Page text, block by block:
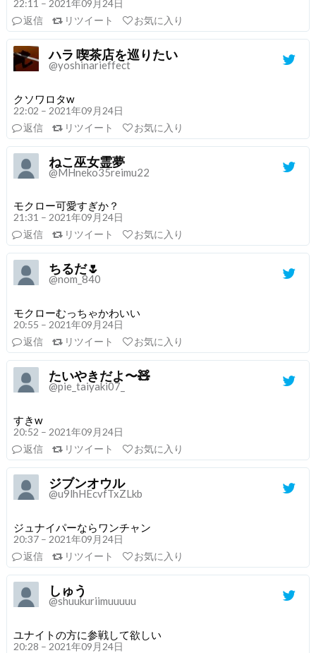
22:11 – 2021年09月24日
返信
リツイート お気に入り
ハラ 喫茶店を巡りたい
@yoshinarieffect
クソワロタw
22:02 – 2021年09月24日
返信
リツイート お気に入り
ねこ巫女霊夢
@MHneko35reimu22
モクロー可愛すぎか？
21:31 – 2021年09月24日
返信
リツイート お気に入り
ちるだ🌷
@nom_840
モクローむっちゃかわいい
20:55 – 2021年09月24日
返信
リツイート お気に入り
たいやきだよ〜🧸
@pie_taiyaki07_
すきw
20:52 – 2021年09月24日
返信
リツイート お気に入り
ジブンオウル
@u9lhHEcvfTxZLkb
ジュナイパーならワンチャン
20:37 – 2021年09月24日
返信
リツイート お気に入り
しゅう
@shuukuriimuuuuu
ユナイトの方に参戦して欲しい
20:28 – 2021年09月24日